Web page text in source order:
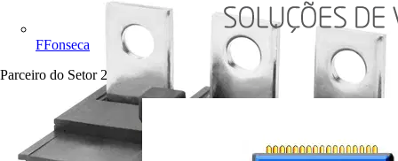
FFonseca
Parceiro do Setor 2